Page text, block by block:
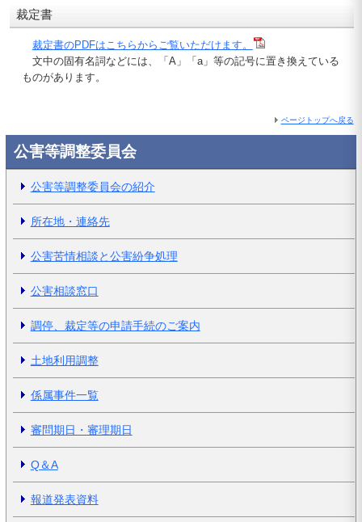
裁定書
裁定書のPDFはこちらからご覧いただけます。
文中の固有名詞などには、「A」「a」等の記号に置き換えている
ものがあります。
ページトップへ戻る
公害等調整委員会
公害等調整委員会の紹介
所在地・連絡先
公害苦情相談と公害紛争処理
公害相談窓口
調停、裁定等の申請手続のご案内
土地利用調整
係属事件一覧
審問期日・審理期日
Q＆A
報道発表資料